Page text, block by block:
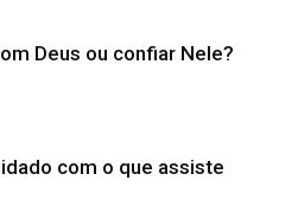
Deus ou confiar Nele?
com o que assiste